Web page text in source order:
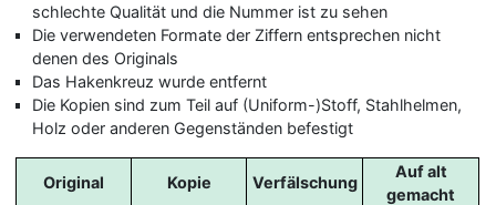
schlechte Qualität und die Nummer ist zu sehen
Die verwendeten Formate der Ziffern entsprechen nicht
denen des Originals
Das Hakenkreuz wurde entfernt
Die Kopien sind zum Teil auf (Uniform-)Stoff, Stahlhelmen,
Holz oder anderen Gegenständen befestigt
Original Kopie Verfälschung
Auf alt
gemacht